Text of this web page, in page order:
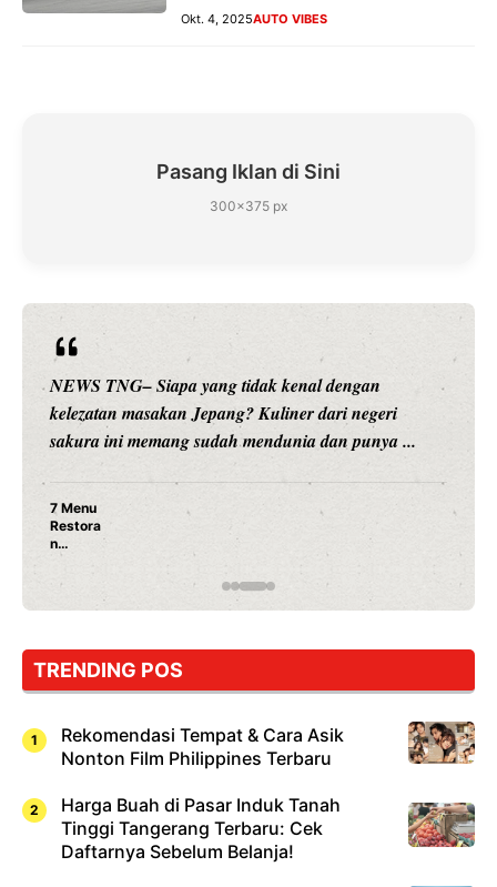
Okt. 4, 2025AUTO VIBES
Pasang Iklan di Sini
300×375 px
NEWS TNG– Siapa sangka, dua nama besar di dunia
hiburan, Nunung Srimulat dan Vicky Prasetyo, kini
merambah dunia kuliner dengan ...
Nunung Srimulat & Vicky Prasetyo Buka Restoran
Rahasia Mami Bikin Nagih!
TRENDING POS
Rekomendasi Tempat & Cara Asik
Nonton Film Philippines Terbaru
Harga Buah di Pasar Induk Tanah
Tinggi Tangerang Terbaru: Cek
Daftarnya Sebelum Belanja!